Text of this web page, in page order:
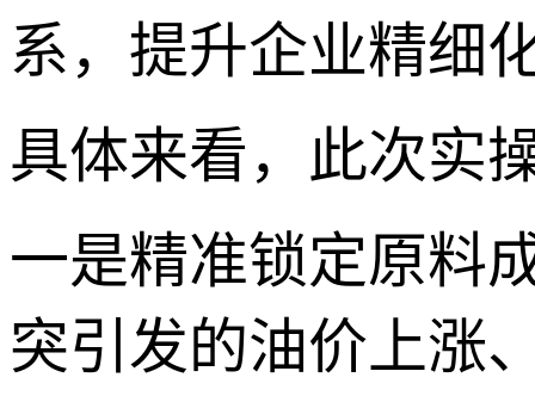
系，提升企业精细
具体来看，此次实
一是精准锁定原料
突引发的油价上涨